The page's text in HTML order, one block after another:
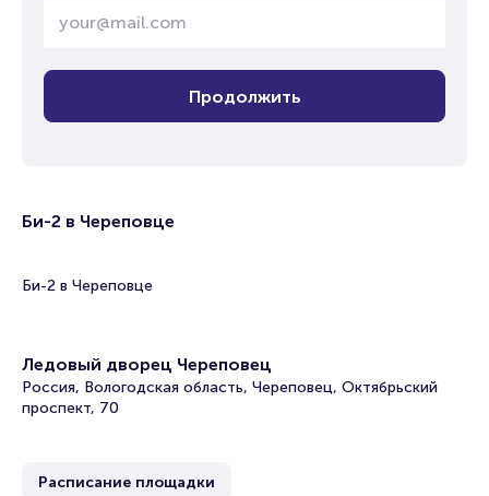
Продолжить
Би-2 в Череповце
Би-2 в Череповце
Ледовый дворец Череповец
Россия, Вологодская область, Череповец, Октябрьский
проспект, 70
Расписание площадки